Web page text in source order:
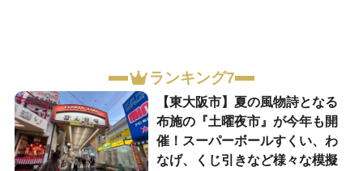
ランキング7
【東大阪市】夏の風物詩となる
布施の『土曜夜市』が今年も開
催！スーパーボールすくい、わ
なげ、くじ引きなど様々な模擬